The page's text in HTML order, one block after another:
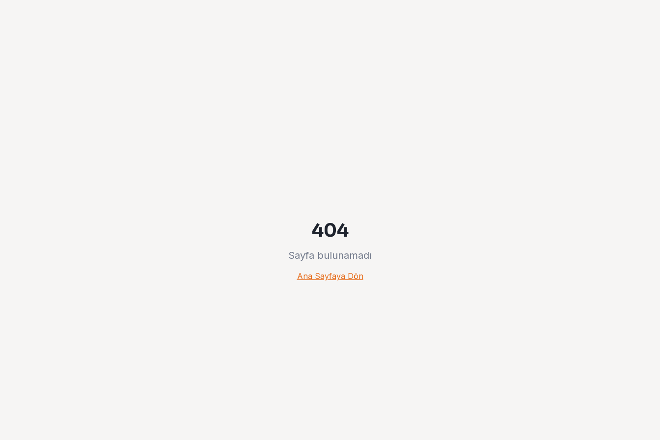
404
Sayfa bulunamadı
Ana Sayfaya Dön